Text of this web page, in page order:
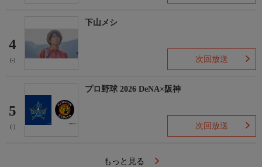
4
(-)
下山メシ
次回放送
5
(-)
プロ野球 2026 DeNA×阪神
次回放送
もっと見る